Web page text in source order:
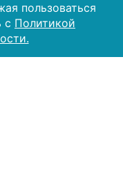
пользоваться
с Политикой